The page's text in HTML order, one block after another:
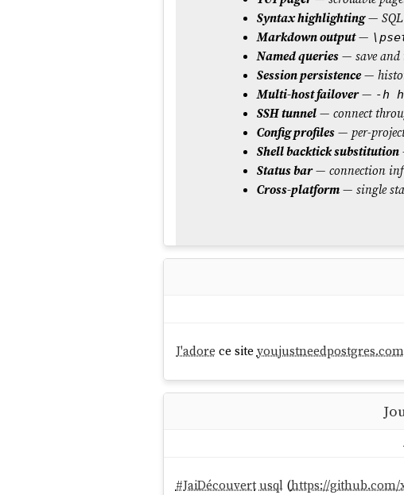
Syntax highlighting— SQL
Markdown output—
Named queries— save and
Session persistence—
Multi-host failover— -h
SSH tunnel— connect
Config profiles— per-
Shell backtick substitution
Status bar— connection
Cross-platform— single
J'adore ce siteyoujustneedpostgres.com
#JaiDécouvertusql(https://github.com/